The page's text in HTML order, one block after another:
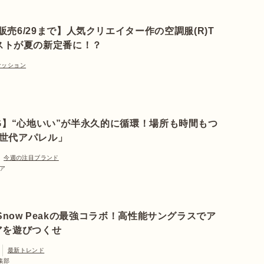
売6/29まで】人気クリエイター作の空調服(R)T
トが夏の新定番に！？
ッション
“心地いい”が半永久的に循環！場所も時間もつ
代アパレル」
今週の注目ブランド
Peakの最強コラボ！高性能サングラスでア
を遊びつくせ
最新トレンド
部